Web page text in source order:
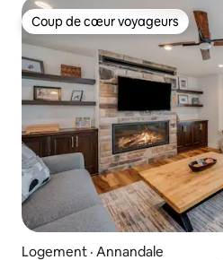
Coup de cœur voyageurs
Coup de cœur voyageurs
Logement · Annandale